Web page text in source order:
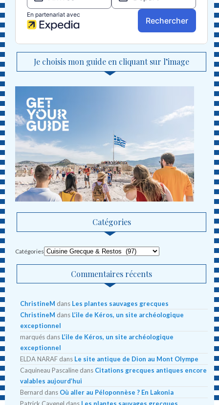
Je choisis mon guide en cliquant sur l’image
Catégories
Catégories
Commentaires récents
ChristineM dans Les plantes sauvages grecques
ChristineM dans L’ile de Kéros, un site archéologique
exceptionnel
marqués dans L’ile de Kéros, un site archéologique
exceptionnel
ELDA NARAF dans Le site antique de Dion au Mont Olympe
Caquineau Pascaline dans Citations grecques antiques encore
valables aujourd’hui
Bernard dans Où aller au Péloponnèse ? En Lakonia